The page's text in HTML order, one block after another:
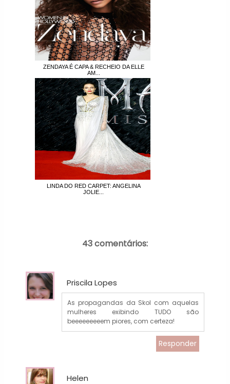
ZENDAYA É CAPA & RECHEIO DA ELLE
AM...
LINDA DO RED CARPET: ANGELINA
JOLIE...
43 comentários:
Priscila Lopes
As propagandas da Skol com aquelas
mulheres exibindo TUDO são
beeeeeeeeem piores, com certeza!
Responder
Helen